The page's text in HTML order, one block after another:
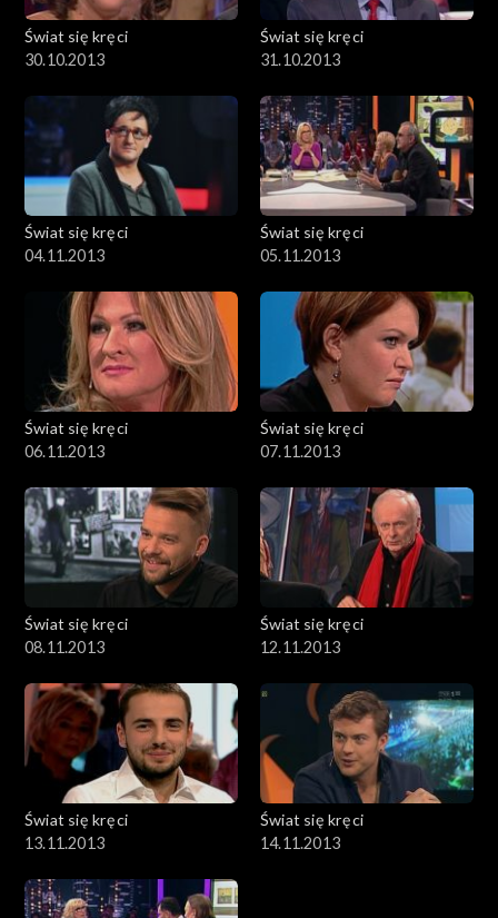
Świat się kręci
30.10.2013
Świat się kręci
31.10.2013
Świat się kręci
04.11.2013
Świat się kręci
05.11.2013
Świat się kręci
06.11.2013
Świat się kręci
07.11.2013
Świat się kręci
08.11.2013
Świat się kręci
12.11.2013
Świat się kręci
13.11.2013
Świat się kręci
14.11.2013